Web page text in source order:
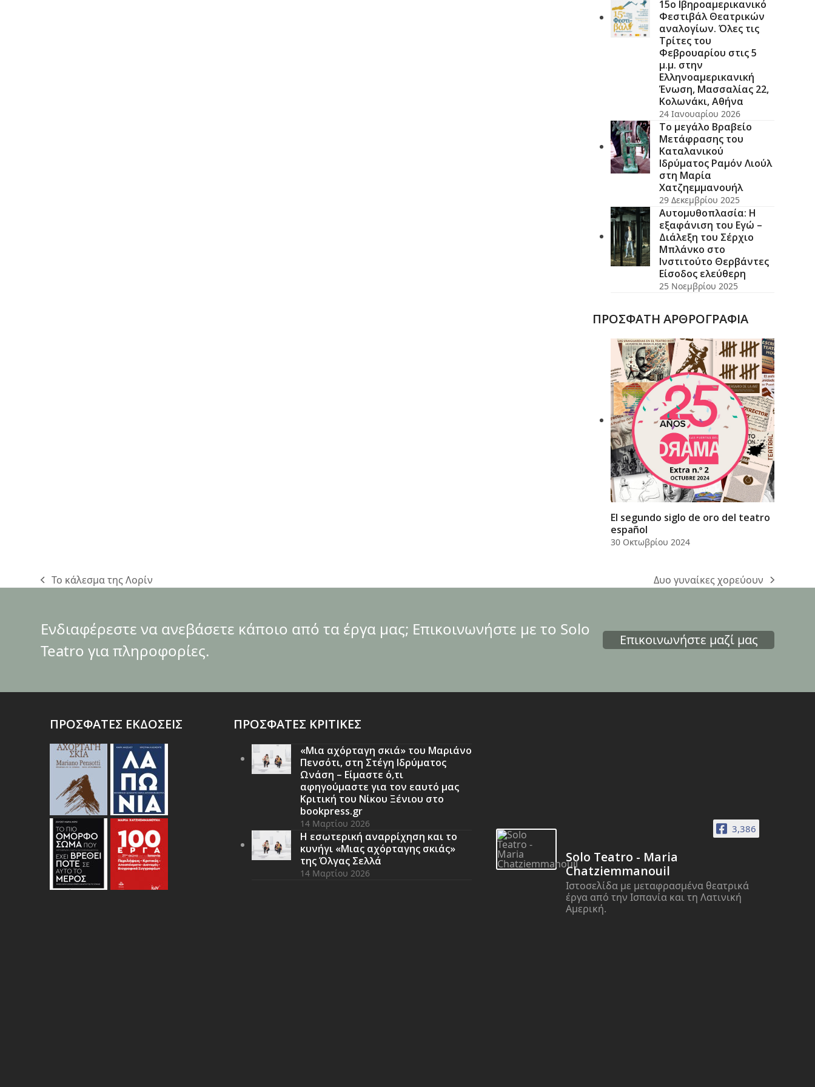
15ο Ιβηροαμερικανικό
Φεστιβάλ Θεατρικών
αναλογίων. Όλες τις
Τρίτες του
Φεβρουαρίου στις 5
μ.μ. στην
Ελληνοαμερικανική
Ένωση, Μασσαλίας 22,
Κολωνάκι, Αθήνα
24 Ιανουαρίου 2026
Το μεγάλο Βραβείο
Μετάφρασης του
Καταλανικού
Ιδρύματος Ραμόν Λιούλ
στη Μαρία
Χατζηεμμανουήλ
29 Δεκεμβρίου 2025
Αυτομυθοπλασία: Η
εξαφάνιση του Εγώ –
Διάλεξη του Σέρχιο
Μπλάνκο στο
Ινστιτούτο Θερβάντες
Είσοδος ελεύθερη
25 Νοεμβρίου 2025
ΠΡΟΣΦΑΤΗ ΑΡΘΡΟΓΡΑΦΙΑ
El segundo siglo de oro del teatro
español
30 Οκτωβρίου 2024
previous
Το κάλεσμα της Λορίν
next
Δυο γυναίκες χορεύουν
Ενδιαφέρεστε να ανεβάσετε κάποιο από τα έργα μας; Επικοινωνήστε με το Solo
Teatro για πληροφορίες.
Επικοινωνήστε μαζί μας
ΠΡΟΣΦΑΤΕΣ ΕΚΔΟΣΕΙΣ ΠΡΟΣΦΑΤΕΣ ΚΡΙΤΙΚΕΣ
«Μια αχόρταγη σκιά» του Μαριάνο
Πενσότι, στη Στέγη Ιδρύματος
Ωνάση – Είμαστε ό,τι
αφηγούμαστε για τον εαυτό μας
Κριτική του Νίκου Ξένιου στο
bookpress.gr
14 Μαρτίου 2026
Η εσωτερική αναρρίχηση και το
κυνήγι «Μιας αχόρταγης σκιάς»
της Όλγας Σελλά
14 Μαρτίου 2026
3,386
Solo Teatro - Maria
Chatziemmanouil
Ιστοσελίδα με μεταφρασμένα θεατρικά
έργα από την Ισπανία και τη Λατινική
Αμερική.